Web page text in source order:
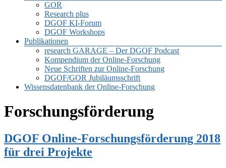
GOR
Research plus
DGOF KI-Forum
DGOF Workshops
Publikationen
research GARAGE – Der DGOF Podcast
Kompendium der Online-Forschung
Neue Schriften zur Online-Forschung
DGOF/GOR Jubiläumsschrift
Wissensdatenbank der Online-Forschung
Forschungsförderung
DGOF Online-Forschungsförderung 2018
für drei Projekte